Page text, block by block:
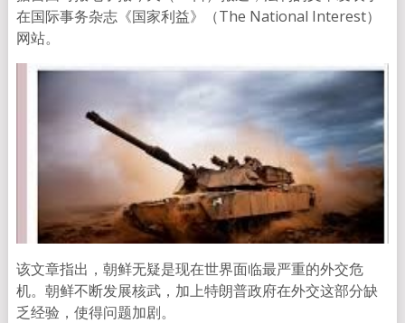
在国际事务杂志《国家利益》（The National Interest）
网站。
该文章指出，朝鲜无疑是现在世界面临最严重的外交危
机。朝鲜不断发展核武，加上特朗普政府在外交这部分缺
乏经验，使得问题加剧。